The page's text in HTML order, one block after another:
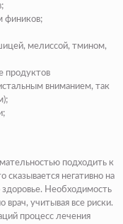
фиников;
мелиссой, тмином,
продуктов
вниманием, так
подходить к
сказывается негативно на
здоровье. Необходимость
учитывая все риски.
процесс лечения